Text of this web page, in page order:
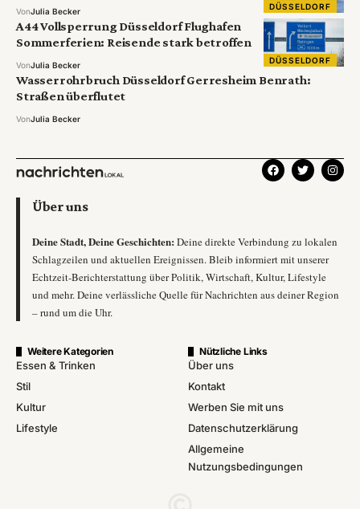
DÜSSELDORF
VonJulia Becker
DÜSSELDORF
A44 Vollsperrung Düsseldorf Flughafen
Sommerferien: Reisende stark betroffen
VonJulia Becker
Wasserrohrbruch Düsseldorf Gerresheim Benrath:
Straßen überflutet
VonJulia Becker
Über uns
Deine Stadt, Deine Geschichten: Deine direkte Verbindung zu lokalen
Schlagzeilen und aktuellen Ereignissen. Bleib informiert mit unserer
Echtzeit-Berichterstattung über Politik, Wirtschaft, Kultur, Lifestyle
und mehr. Deine verlässliche Quelle für Nachrichten aus deiner Region
– rund um die Uhr.
Weitere Kategorien
Essen & Trinken
Stil
Kultur
Lifestyle
Nützliche Links
Über uns
Kontakt
Werben Sie mit uns
Datenschutzerklärung
Allgemeine
Nutzungsbedingungen